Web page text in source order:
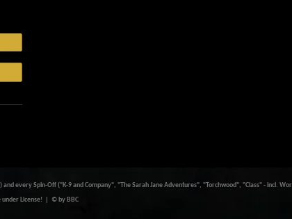
and every Spin-Off ("K-9 and Company", "The Sarah Jane Adventures", "Torchwood", "Class" - incl.
under License! | © by BBC